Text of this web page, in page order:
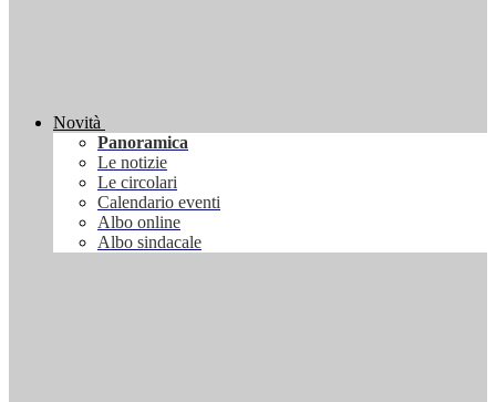
Novità
Panoramica
Le notizie
Le circolari
Calendario eventi
Albo online
Albo sindacale